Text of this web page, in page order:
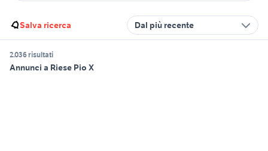
Salva ricerca Dal più recente
2.036 risultati
Annunci a Riese Pio X